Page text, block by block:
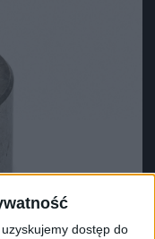
dostęp do